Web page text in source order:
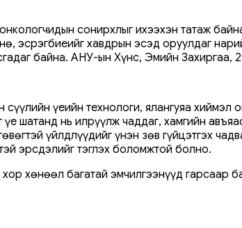
сонирхлыг ихээхэн татаж
эсрэгбиеийг хавдрын эсэд оруулдаг
байна. АНУ-ын Хүнс, Эмийн
үеийн технологи, ялангуяа
шатанд нь илрүүлж чаддаг, хамгийн
үйлдлүүдийг үнэн зөв гүйцэтгэх
эрсдэлийг тэглэх боломжтой болно.
хөнөөл багатай эмчилгээнүүд гарсаар